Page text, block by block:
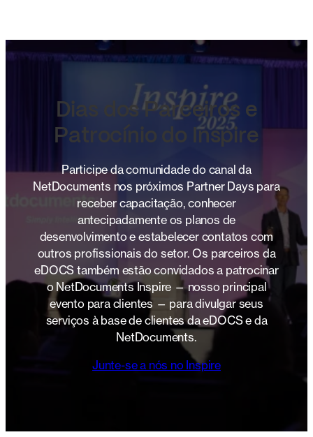
Dias dos Parceiros e
Patrocínio do Inspire
Participe da comunidade do canal da
NetDocuments nos próximos Partner Days para
receber capacitação, conhecer
antecipadamente os planos de
desenvolvimento e estabelecer contatos com
outros profissionais do setor. Os parceiros da
eDOCS também estão convidados a patrocinar
o NetDocuments Inspire — nosso principal
evento para clientes — para divulgar seus
serviços à base de clientes da eDOCS e da
NetDocuments.
Junte-se a nós no Inspire